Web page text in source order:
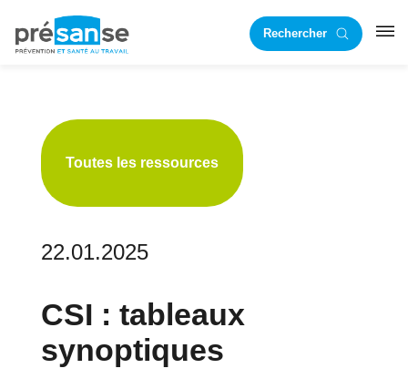
principale
RechercherRST
Toutes les ressources
22.01.2025
CSI : tableaux
synoptiques